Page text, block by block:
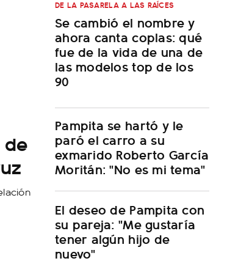
DE LA PASARELA A LAS RAÍCES
Se cambió el nombre y
ahora canta coplas: qué
fue de la vida de una de
las modelos top de los
90
Pampita se hartó y le
paró el carro a su
exmarido Roberto García
Moritán: "No es mi tema"
El deseo de Pampita con
su pareja: "Me gustaría
tener algún hijo de
nuevo"